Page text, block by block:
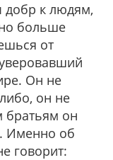
добр к людям,
больше
от
Он не
он не
братьям он
Именно об
говорит: